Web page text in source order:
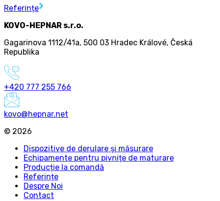
Referințe
KOVO-HEPNAR s.r.o.
Gagarinova 1112/41a, 500 03 Hradec Králové, Česká
Republika
+420 777 255 766
kovo@hepnar.net
© 2026
Dispozitive de derulare și măsurare
Echipamente pentru pivnițe de maturare
Producție la comandă
Referințe
Despre Noi
Contact